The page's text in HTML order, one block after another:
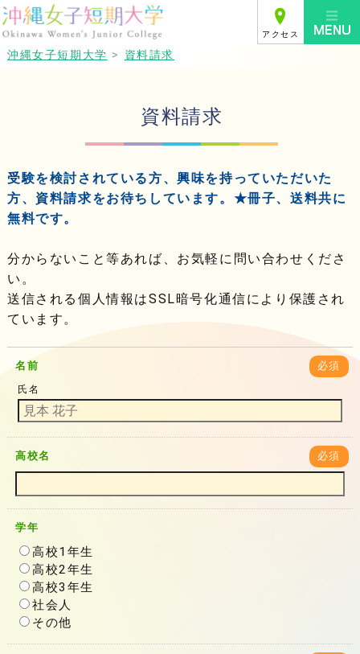
アクセス
沖縄女子短期大学 > 資料請求
資料請求
受験を検討されている方、興味を持っていただいた
方、資料請求をお待ちしています。★冊子、送料共に
無料です。
分からないこと等あれば、お気軽に問い合わせくださ
い。
送信される個人情報はSSL暗号化通信により保護され
ています。
名前 必須
氏名
高校名 必須
学年
高校1年生
高校2年生
高校3年生
社会人
その他